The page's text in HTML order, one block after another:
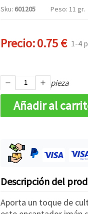
Sku: 601205 Peso: 11 gr.
Precio:0.75 € 1-4
pieza
Añadir al
Descripción del
Aporta un toque de